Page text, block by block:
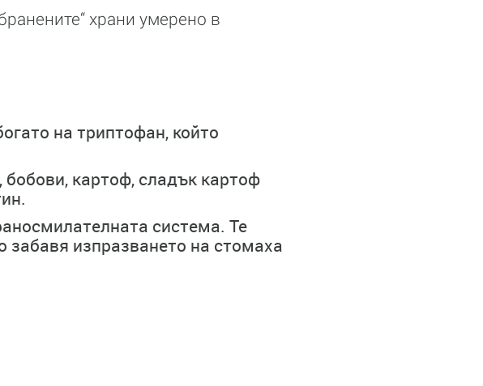
храни умерено в
на триптофан, който
картоф, сладък картоф
система. Те
забавя изпразването на стомаха